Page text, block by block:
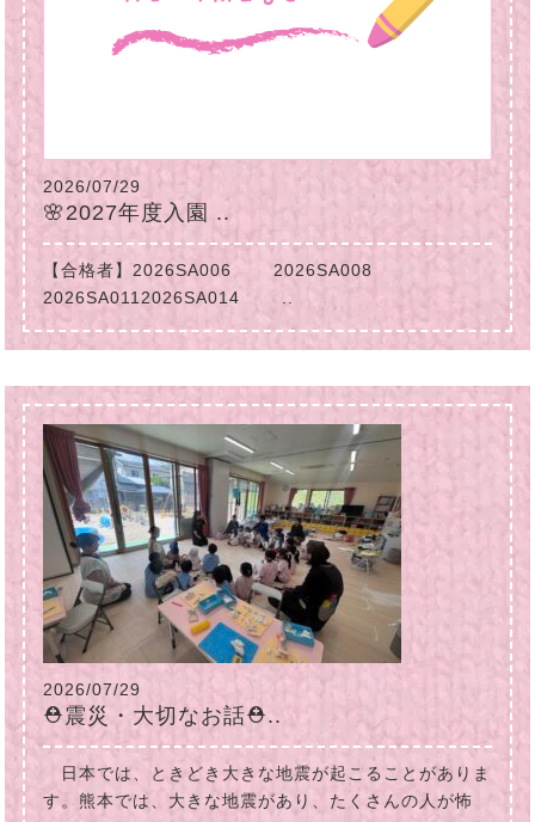
2026/07/29
🌸2027年度入園 ..
【合格者】2026SA006 2026SA008
2026SA0112026SA014 ..
2026/07/29
⛑震災・大切なお話⛑..
日本では、ときどき大きな地震が起こることがありま
す。熊本では、大きな地震があり、たくさんの人が怖